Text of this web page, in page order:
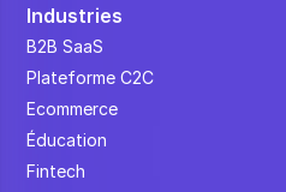
Industries
B2B SaaS
Plateforme C2C
Ecommerce
Éducation
Fintech